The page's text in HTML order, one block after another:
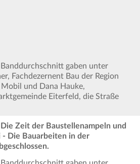
gaben unter
Fachdezernent Bau der Region
und Dana Hauke,
Eiterfeld, die Straße
Zeit der Baustellenampeln und
Die Bauarbeiten in der